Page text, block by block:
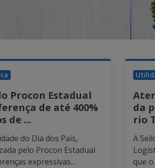
Procon Estadual
de até 400%
de ...
do Dia dos Pais,
pelo Procon Estadual
expressivas...
da
rio
A
que